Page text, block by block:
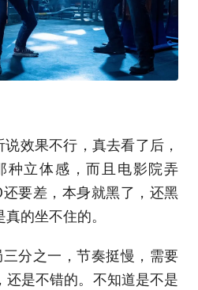
效果不行，真去看了后，
种立体感，而且电影院弄
要差，本身就黑了，还黑
的坐不住的。
分之一，节奏挺慢，需要
还是不错的。不知道是不是